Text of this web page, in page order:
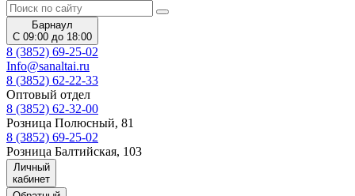
Барнаул
С 09:00 до 18:00
8 (3852) 69-25-02
Info@sanaltai.ru
8 (3852) 62-22-33
Оптовый отдел
8 (3852) 62-32-00
Розница Полюсный, 81
8 (3852) 69-25-02
Розница Балтийская, 103
Личный
кабинет